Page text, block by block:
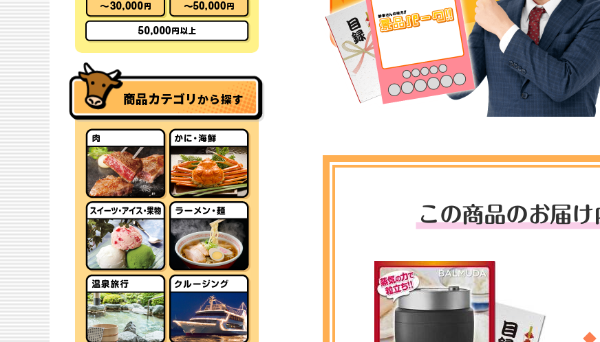
商品カテゴリから探す